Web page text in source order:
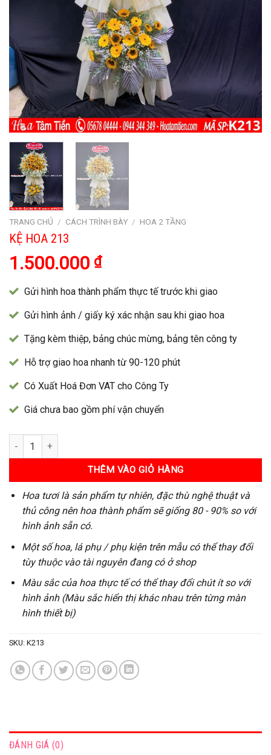
TRANG CHỦ / CÁCH TRÌNH BÀY / HOA 2 TẦNG
KỆ HOA 213
1.500.000 ₫
Gửi hình hoa thành phẩm thực tế trước khi giao
Gửi hình ảnh / giấy ký xác nhận sau khi giao hoa
Tặng kèm thiệp, bảng chúc mừng, bảng tên công ty
Hỗ trợ giao hoa nhanh từ 90-120 phút
Có Xuất Hoá Đơn VAT cho Công Ty
Giá chưa bao gồm phí vận chuyển
Kệ Hoa 213 số lượng
THÊM VÀO GIỎ HÀNG
Hoa tươi là sản phẩm tự nhiên, đặc thù nghệ thuật và
thủ công nên hoa thành phẩm sẽ giống 80 - 90% so với
hình ảnh sẵn có.
Một số hoa, lá phụ / phụ kiện trên mẫu có thể thay đổi
tùy thuộc vào tài nguyên đang có ở shop
Màu sắc của hoa thực tế có thể thay đổi chút ít so với
hình ảnh (Màu sắc hiển thị khác nhau trên từng màn
hình thiết bị)
SKU: K213
ĐÁNH GIÁ (0)